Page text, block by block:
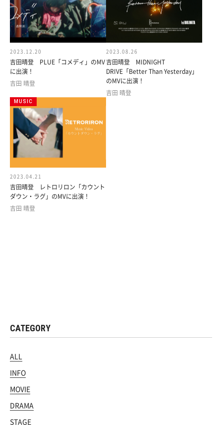
2023.12.20
吉田晴登 PLUE「コメディ」のMV
に出演！
吉田 晴登
2023.08.26
吉田晴登 MIDNIGHT
DRIVE「Better Than Yesterday」
のMVに出演！
吉田 晴登
MUSIC
2023.04.21
吉田晴登 レトロリロン「カウント
ダウン・ラグ」のMVに出演！
吉田 晴登
CATEGORY
ALL
INFO
MOVIE
DRAMA
STAGE